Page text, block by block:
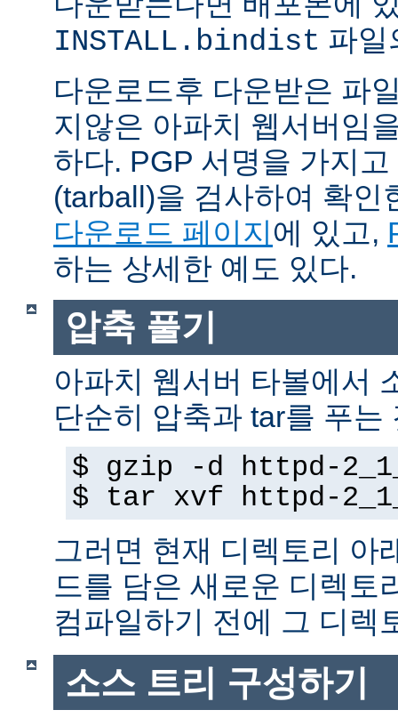
INSTALL.bindist 파일
다운로드후 다운받은 파
지않은 아파치 웹서버임
하다. PGP 서명을 가지
(tarball)을 검사하여 확인
다운로드 페이지 에 있고,
하는 상세한 예도 있다.
압축 풀기
아파치 웹서버 타볼에서
단순히 압축과 tar를 푸는
$ gzip -d httpd-
$ tar xvf httpd-
그러면 현재 디렉토리 아
드를 담은 새로운 디렉토
컴파일하기 전에 그 디렉
소스 트리 구성하기